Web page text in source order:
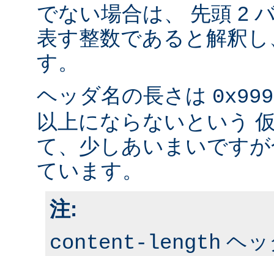
でない場合は、 先頭 2
表す整数であると解釈
す。
ヘッダ名の長さは
以上にならないという
て、少しあいまいです
ています。
注:
content-length ヘッ